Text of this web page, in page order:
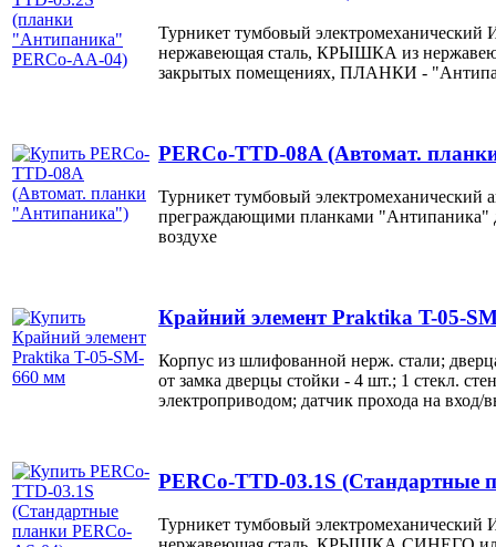
Турникет тумбовый электромеханический
нержавеющая сталь, КРЫШКА из
закрытых помещениях, ПЛАНКИ -
PERCo-TTD-08A (Автомат.
Турникет тумбовый электромеханический
преграждающими планками "Антипаника"
воздухе
Крайний элемент Praktika T-05-
Корпус из шлифованной нерж. стали;
от замка дверцы стойки - 4 шт.; 1 стекл.
электроприводом; датчик прохода на вход/
PERCo-TTD-03.1S (Стандартные
Турникет тумбовый электромеханический